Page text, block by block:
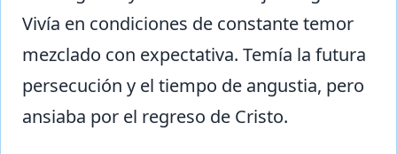
Vivía en condiciones de constante temor
mezclado con expectativa. Temía la futura
persecución y el tiempo de angustia, pero
ansiaba por el regreso de Cristo.